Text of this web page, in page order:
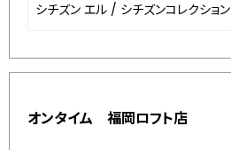
シチズン エル / シチズンコレクション
オンタイム 福岡ロフト店